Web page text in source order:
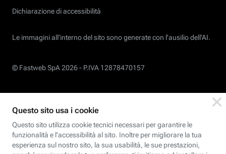
Dichiarazione di accessibilità
Le immagini all’interno del sito sono generate con l'ausilio dell'AI.
© Fastweb SpA 2026 - P.IVA 12878470157